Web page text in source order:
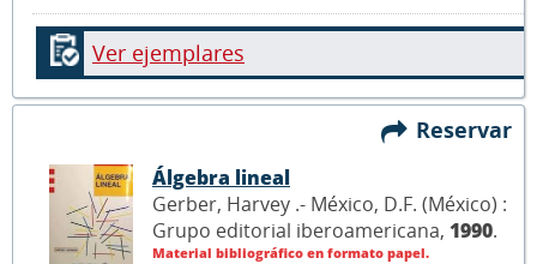
Ver ejemplares
Reservar
Álgebra lineal
Gerber, Harvey .- México, D.F. (México) :
Grupo editorial iberoamericana, 1990.
Material bibliográfico en formato papel.